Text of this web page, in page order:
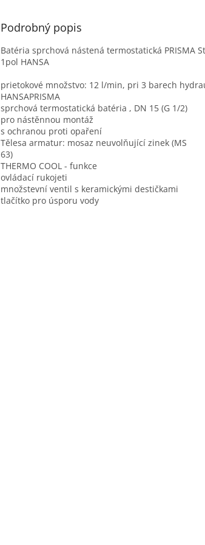
Podrobný popis
Batéria sprchová nástená termostatická PRISMA
1pol HANSA
prietokové množstvo: 12 l/min, pri 3 barech
HANSAPRISMA
sprchová termostatická batéria , DN 15 (G 1/2)
pro nástěnnou montáž
s ochranou proti opaření
Tělesa armatur: mosaz neuvolňující zinek (MS
63)
THERMO COOL - funkce
ovládací rukojeti
množstevní ventil s keramickými destičkami
tlačítko pro úsporu vody